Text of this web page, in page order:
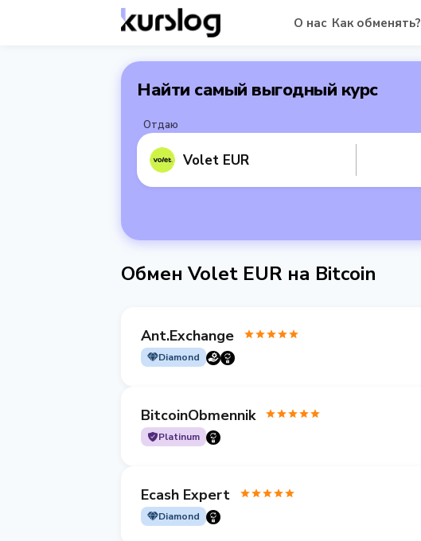
О нас Как обменять?
Найти самый выгодный курс
Отдаю
Volet EUR
Обмен Volet EUR на Bitcoin
Ant.Exchange
Diamond
BitcoinObmennik
Platinum
Ecash Expert
Diamond